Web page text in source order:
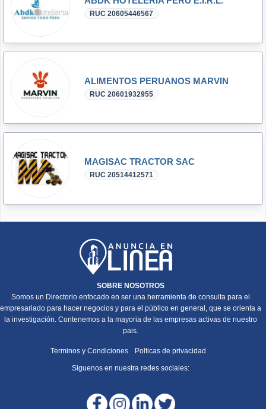
RUC 20605446567
ALIMENTOS PERUANOS MARVIN
RUC 20601932955
MAGISAC TRACTOR SAC
RUC 20514412571
SOBRE NOSOTROS
Somos un Directorio enfocado en ser una herramienta de consulta para el
empresariado para hacer negocios y para el público en general, que se orienta a
la investigación. Contenemos a la mayoria de las empresas activas de nuestro
pais.
Terminos y Condiciones Polticas de privacidad
Siguenos en nuestra redes sociales: